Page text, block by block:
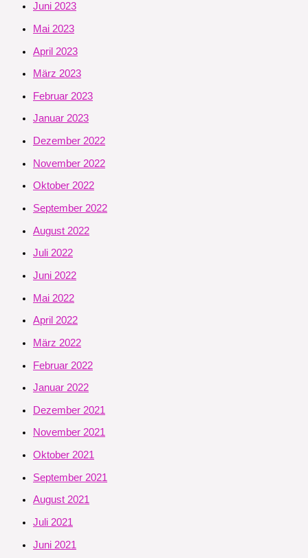
Juni 2023
Mai 2023
April 2023
März 2023
Februar 2023
Januar 2023
Dezember 2022
November 2022
Oktober 2022
September 2022
August 2022
Juli 2022
Juni 2022
Mai 2022
April 2022
März 2022
Februar 2022
Januar 2022
Dezember 2021
November 2021
Oktober 2021
September 2021
August 2021
Juli 2021
Juni 2021